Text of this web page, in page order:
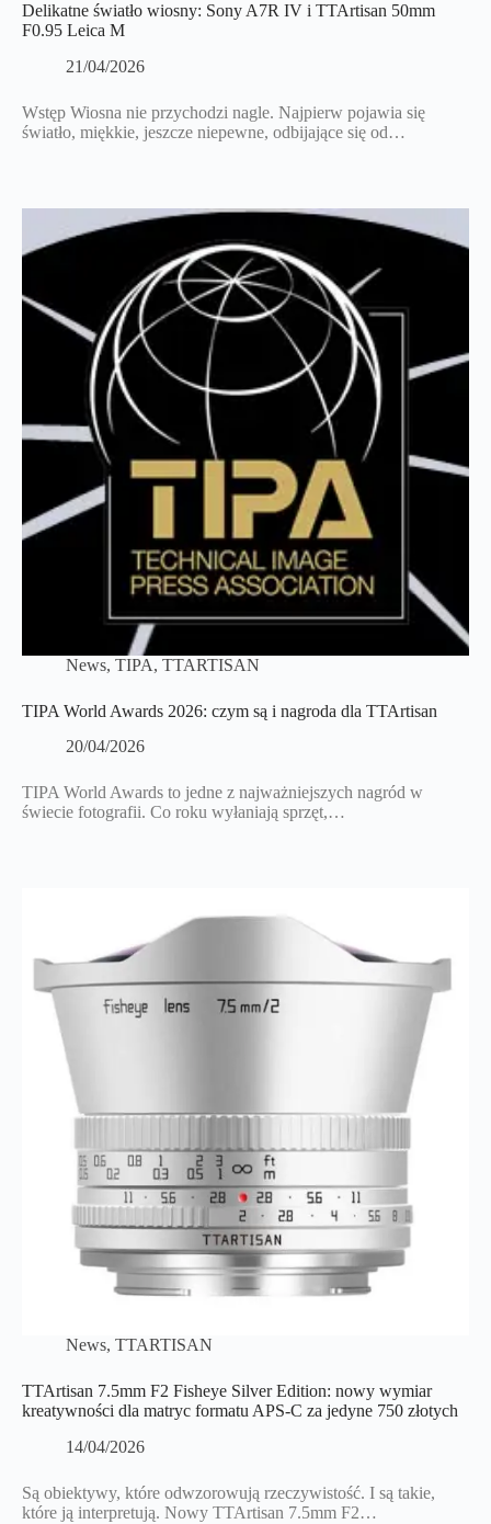
Delikatne światło wiosny: Sony A7R IV i TTArtisan 50mm
F0.95 Leica M
21/04/2026
Wstęp Wiosna nie przychodzi nagle. Najpierw pojawia się
światło, miękkie, jeszcze niepewne, odbijające się od…
News, TIPA, TTARTISAN
TIPA World Awards 2026: czym są i nagroda dla TTArtisan
20/04/2026
TIPA World Awards to jedne z najważniejszych nagród w
świecie fotografii. Co roku wyłaniają sprzęt,…
News, TTARTISAN
TTArtisan 7.5mm F2 Fisheye Silver Edition: nowy wymiar
kreatywności dla matryc formatu APS-C za jedyne 750 złotych
14/04/2026
Są obiektywy, które odwzorowują rzeczywistość. I są takie,
które ją interpretują. Nowy TTArtisan 7.5mm F2…